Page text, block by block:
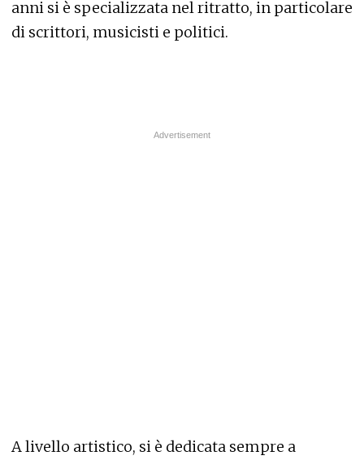
anni si è specializzata nel ritratto, in particolare
di scrittori, musicisti e politici.
A livello artistico, si è dedicata sempre a